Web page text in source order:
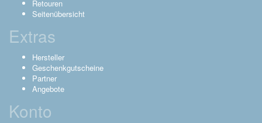
Retouren
Seitenübersicht
Extras
Hersteller
Geschenkgutscheine
Partner
Angebote
Konto